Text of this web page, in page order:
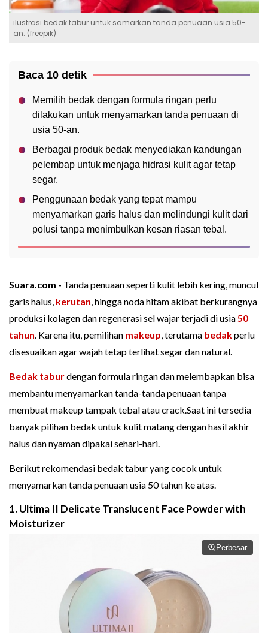
ilustrasi bedak tabur untuk samarkan tanda penuaan usia 50-
an. (freepik)
Baca 10 detik
Memilih bedak dengan formula ringan perlu
dilakukan untuk menyamarkan tanda penuaan di
usia 50-an.
Berbagai produk bedak menyediakan kandungan
pelembap untuk menjaga hidrasi kulit agar tetap
segar.
Penggunaan bedak yang tepat mampu
menyamarkan garis halus dan melindungi kulit dari
polusi tanpa menimbulkan kesan riasan tebal.
Suara.com - Tanda penuaan seperti kulit lebih kering, muncul
garis halus, kerutan, hingga noda hitam akibat berkurangnya
produksi kolagen dan regenerasi sel wajar terjadi di usia50
tahun. Karena itu, pemilihan makeup, terutama bedakperlu
disesuaikan agar wajah tetap terlihat segar dan natural.
Bedak taburdengan formula ringan dan melembapkan bisa
membantu menyamarkan tanda-tanda penuaan tanpa
membuat makeup tampak tebal atau crack.Saat ini tersedia
banyak pilihan bedak untuk kulit matang dengan hasil akhir
halus dan nyaman dipakai sehari-hari.
Berikut rekomendasi bedak tabur yang cocok untuk
menyamarkan tanda penuaan usia 50 tahun ke atas.
1. Ultima II Delicate Translucent Face Powder with
Moisturizer
Perbesar